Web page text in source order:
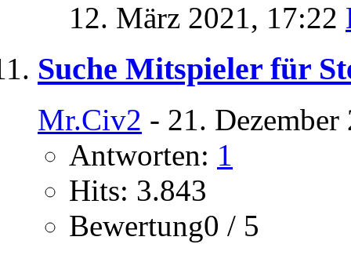
12. März 2021, 17:22
Suche Mitspieler für
Mr.Civ2 - 21.
Antworten: 1
Hits: 3.843
Bewertung0 / 5